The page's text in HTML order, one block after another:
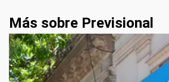
Más sobre Previsional